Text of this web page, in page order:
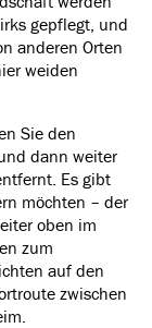
gepflegt, und
anderen Orten
weiden
Sie den
dann weiter
Es gibt
möchten – der
oben im
zum
auf den
zwischen